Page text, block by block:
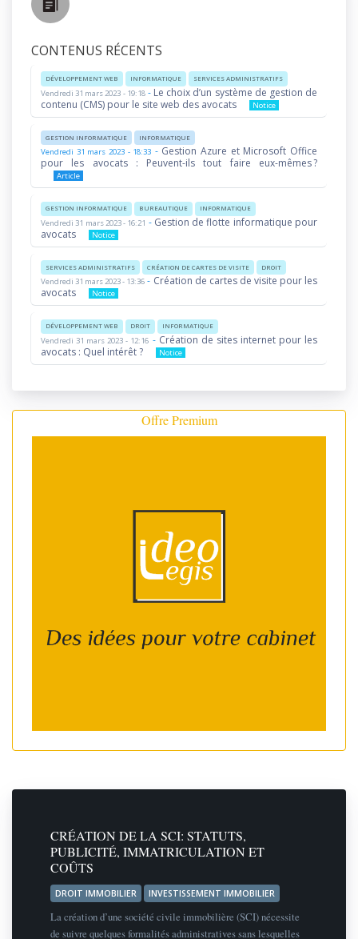
CONTENUS RÉCENTS
DÉVELOPPEMENT WEB INFORMATIQUE SERVICES ADMINISTRATIFS
Vendredi 31 mars 2023 - 19:18- Le choix d’un système de gestion de
contenu (CMS) pour le site web des avocats
Notice
GESTION INFORMATIQUE INFORMATIQUE
Vendredi 31 mars 2023 - 18:33 - Gestion Azure et Microsoft Office
pour les avocats : Peuvent-ils tout faire eux-mêmes ?
Article
GESTION INFORMATIQUE BUREAUTIQUE INFORMATIQUE
Vendredi 31 mars 2023 - 16:21 - Gestion de flotte informatique pour
avocats
Notice
SERVICES ADMINISTRATIFS CRÉATION DE CARTES DE VISITE DROIT
Vendredi 31 mars 2023 - 13:36 - Création de cartes de visite pour les
avocats
Notice
DÉVELOPPEMENT WEB DROIT INFORMATIQUE
Vendredi 31 mars 2023 - 12:16 - Création de sites internet pour les
avocats : Quel intérêt ?
Notice
Offre Premium
CRÉATION DE LA SCI: STATUTS,
PUBLICITÉ, IMMATRICULATION ET
COÛTS
DROIT IMMOBILIER INVESTISSEMENT IMMOBILIER
La création d’une société civile immobilière (SCI) nécessite
de suivre quelques formalités administratives sans lesquelles